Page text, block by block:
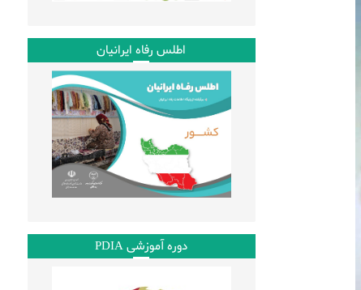
اطلس رفاه ایرانیان
دوره آموزشی PDIA